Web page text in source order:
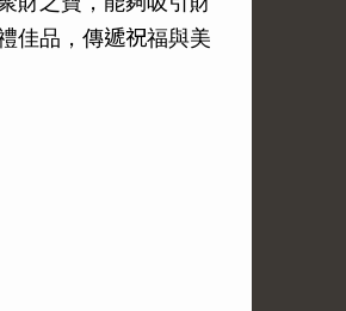
佳品，傳遞祝福與美